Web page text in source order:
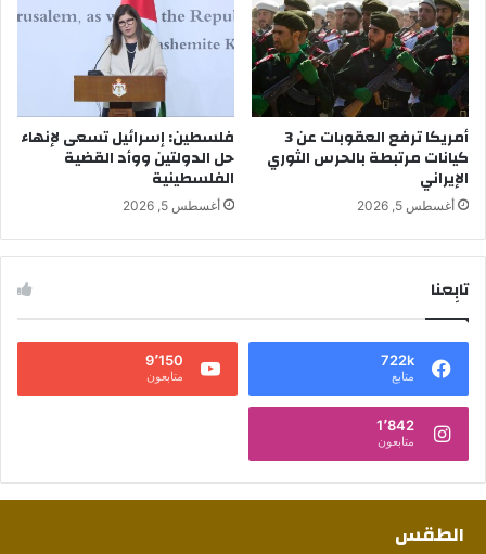
أمريكا ترفع العقوبات عن 3
كيانات مرتبطة بالحرس الثوري
الإيراني
أغسطس 5, 2026
فلسطين: إسرائيل تسعى لإنهاء
حل الدولتين ووأد القضية
الفلسطينية
أغسطس 5, 2026
تابِعنا
722k
متابع
9٬150
متابعون
1٬842
متابعون
الطقس